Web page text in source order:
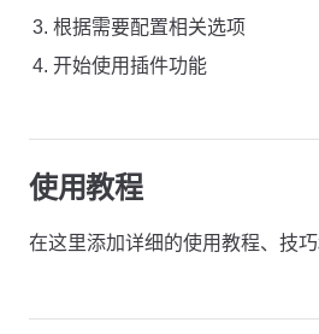
根据需要配置相关选项
开始使用插件功能
使用教程
在这里添加详细的使用教程、技巧